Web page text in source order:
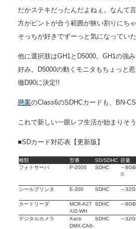
だかステキだったんだよねぇ。なんて
方がピントが合う範囲が狭い割りにち
そっちが好きでずーっと気になってい
他に選択肢はGH1とD5000。GH1の強
好み。D5000の動くモニタもちょっと
徹D90に決定!!
懸案のClass6のSDHCカードも、BN-
これで新しい一眼レフ生活が始まりそ
■SDカード対応表【更新版】
種類 型番 SD/SDHC 容量
フォトサーバ P-2000 SDHC
～8GB
※
シールプリンタ E-300 SDHC ～
カード リーダ
MCR-A27
/U2-WH
SDHC ～8GB
デジタルカメラ
Xacti
DMX-CA8-
SDHC ～